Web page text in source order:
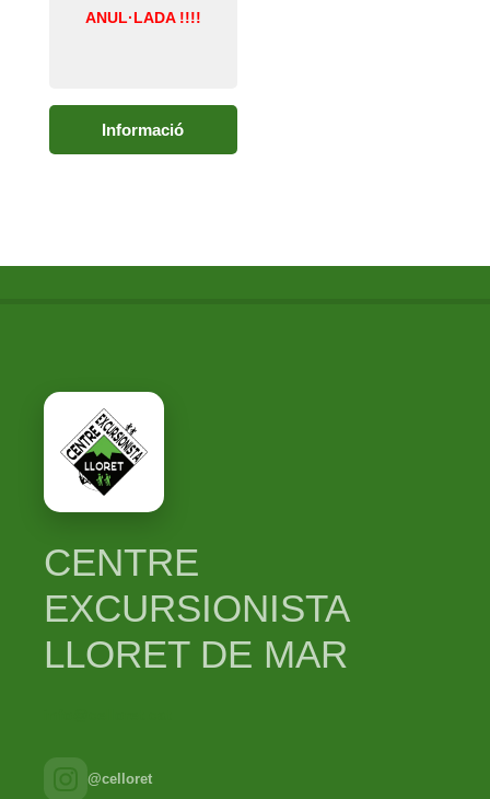
€40.00
ANUL·LADA !!!!
Informació
CENTRE
EXCURSIONISTA
LLORET DE MAR
@celloret